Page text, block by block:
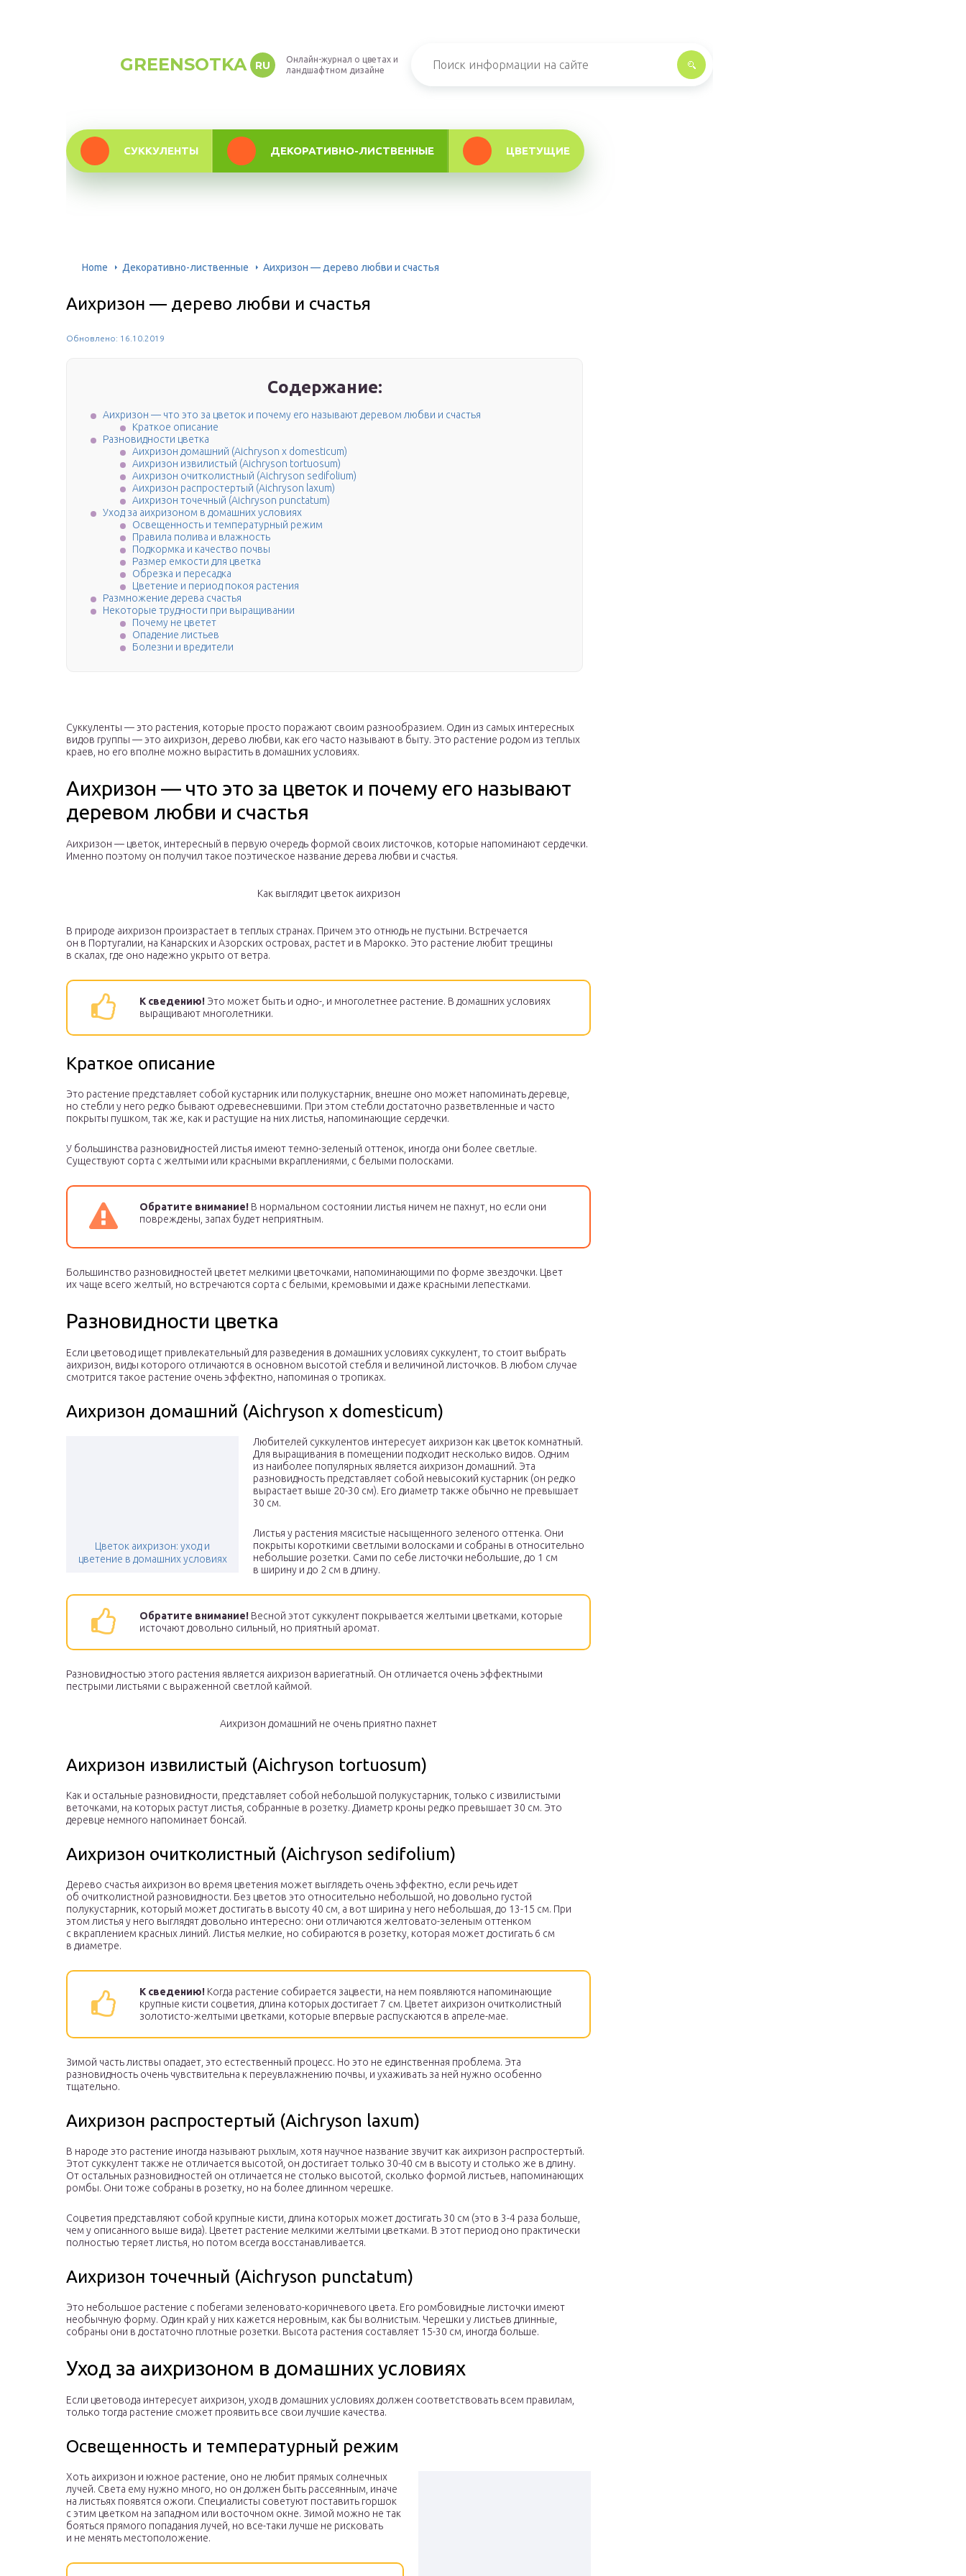
GREENSOTKA RU
Онлайн-журнал о цветах и
ландшафтном дизайне
СУККУЛЕНТЫ ДЕКОРАТИВНО-ЛИСТВЕННЫЕ ЦВЕТУЩИЕ
Home Декоративно-лиственные Аихризон — дерево любви и счастья
Аихризон — дерево любви и счастья
Обновлено: 16.10.2019
Содержание:
Аихризон — что это за цветок и почему его называют деревом любви и счастья
Краткое описание
Разновидности цветка
Аихризон домашний (Aichryson x domesticum)
Аихризон извилистый (Aichryson tortuosum)
Аихризон очитколистный (Aichryson sedifolium)
Аихризон распростертый (Aichryson laxum)
Аихризон точечный (Aichryson punctatum)
Уход за аихризоном в домашних условиях
Освещенность и температурный режим
Правила полива и влажность
Подкормка и качество почвы
Размер емкости для цветка
Обрезка и пересадка
Цветение и период покоя растения
Размножение дерева счастья
Некоторые трудности при выращивании
Почему не цветет
Опадение листьев
Болезни и вредители
Суккуленты — это растения, которые просто поражают своим разнообразием. Один из самых интересных
видов группы — это аихризон, дерево любви, как его часто называют в быту. Это растение родом из теплых
краев, но его вполне можно вырастить в домашних условиях.
Аихризон — что это за цветок и почему его называют
деревом любви и счастья
Аихризон — цветок, интересный в первую очередь формой своих листочков, которые напоминают сердечки.
Именно поэтому он получил такое поэтическое название дерева любви и счастья.
Как выглядит цветок аихризон
В природе аихризон произрастает в теплых странах. Причем это отнюдь не пустыни. Встречается
он в Португалии, на Канарских и Азорских островах, растет и в Марокко. Это растение любит трещины
в скалах, где оно надежно укрыто от ветра.
К сведению! Это может быть и одно-, и многолетнее растение. В домашних условиях
выращивают многолетники.
Краткое описание
Это растение представляет собой кустарник или полукустарник, внешне оно может напоминать деревце,
но стебли у него редко бывают одревесневшими. При этом стебли достаточно разветвленные и часто
покрыты пушком, так же, как и растущие на них листья, напоминающие сердечки.
У большинства разновидностей листья имеют темно-зеленый оттенок, иногда они более светлые.
Существуют сорта с желтыми или красными вкраплениями, с белыми полосками.
Обратите внимание! В нормальном состоянии листья ничем не пахнут, но если они
повреждены, запах будет неприятным.
Большинство разновидностей цветет мелкими цветочками, напоминающими по форме звездочки. Цвет
их чаще всего желтый, но встречаются сорта с белыми, кремовыми и даже красными лепестками.
Разновидности цветка
Если цветовод ищет привлекательный для разведения в домашних условиях суккулент, то стоит выбрать
аихризон, виды которого отличаются в основном высотой стебля и величиной листочков. В любом случае
смотрится такое растение очень эффектно, напоминая о тропиках.
Аихризон домашний (Aichryson x domesticum)
Цветок аихризон: уход и
цветение в домашних условиях
Любителей суккулентов интересует аихризон как цветок комнатный.
Для выращивания в помещении подходит несколько видов. Одним
из наиболее популярных является аихризон домашний. Эта
разновидность представляет собой невысокий кустарник (он редко
вырастает выше 20-30 см). Его диаметр также обычно не превышает
30 см.
Листья у растения мясистые насыщенного зеленого оттенка. Они
покрыты короткими светлыми волосками и собраны в относительно
небольшие розетки. Сами по себе листочки небольшие, до 1 см
в ширину и до 2 см в длину.
Обратите внимание! Весной этот суккулент покрывается желтыми цветками, которые
источают довольно сильный, но приятный аромат.
Разновидностью этого растения является аихризон вариегатный. Он отличается очень эффектными
пестрыми листьями с выраженной светлой каймой.
Аихризон домашний не очень приятно пахнет
Аихризон извилистый (Aichryson tortuosum)
Как и остальные разновидности, представляет собой небольшой полукустарник, только с извилистыми
веточками, на которых растут листья, собранные в розетку. Диаметр кроны редко превышает 30 см. Это
деревце немного напоминает бонсай.
Аихризон очитколистный (Aichryson sedifolium)
Дерево счастья аихризон во время цветения может выглядеть очень эффектно, если речь идет
об очитколистной разновидности. Без цветов это относительно небольшой, но довольно густой
полукустарник, который может достигать в высоту 40 см, а вот ширина у него небольшая, до 13-15 см. При
этом листья у него выглядят довольно интересно: они отличаются желтовато-зеленым оттенком
с вкраплением красных линий. Листья мелкие, но собираются в розетку, которая может достигать 6 см
в диаметре.
К сведению! Когда растение собирается зацвести, на нем появляются напоминающие
крупные кисти соцветия, длина которых достигает 7 см. Цветет аихризон очитколистный
золотисто-желтыми цветками, которые впервые распускаются в апреле-мае.
Зимой часть листвы опадает, это естественный процесс. Но это не единственная проблема. Эта
разновидность очень чувствительна к переувлажнению почвы, и ухаживать за ней нужно особенно
тщательно.
Аихризон распростертый (Aichryson laxum)
В народе это растение иногда называют рыхлым, хотя научное название звучит как аихризон распростертый.
Этот суккулент также не отличается высотой, он достигает только 30-40 см в высоту и столько же в длину.
От остальных разновидностей он отличается не столько высотой, сколько формой листьев, напоминающих
ромбы. Они тоже собраны в розетку, но на более длинном черешке.
Соцветия представляют собой крупные кисти, длина которых может достигать 30 см (это в 3-4 раза больше,
чем у описанного выше вида). Цветет растение мелкими желтыми цветками. В этот период оно практически
полностью теряет листья, но потом всегда восстанавливается.
Аихризон точечный (Aichryson punctatum)
Это небольшое растение с побегами зеленовато-коричневого цвета. Его ромбовидные листочки имеют
необычную форму. Один край у них кажется неровным, как бы волнистым. Черешки у листьев длинные,
собраны они в достаточно плотные розетки. Высота растения составляет 15-30 см, иногда больше.
Уход за аихризоном в домашних условиях
Если цветовода интересует аихризон, уход в домашних условиях должен соответствовать всем правилам,
только тогда растение сможет проявить все свои лучшие качества.
Освещенность и температурный режим
Хоть аихризон и южное растение, оно не любит прямых солнечных
лучей. Света ему нужно много, но он должен быть рассеянным, иначе
на листьях появятся ожоги. Специалисты советуют поставить горшок
с этим цветком на западном или восточном окне. Зимой можно не так
бояться прямого попадания лучей, но все-таки лучше не рисковать
и не менять местоположение.